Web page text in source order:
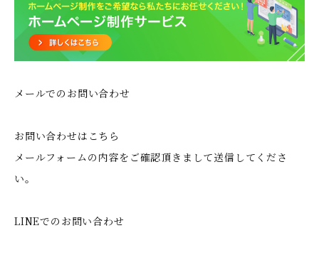
メールでのお問い合わせ
お問い合わせはこちら
メールフォームの内容をご確認頂きまして送信してくださ
い。
LINEでのお問い合わせ